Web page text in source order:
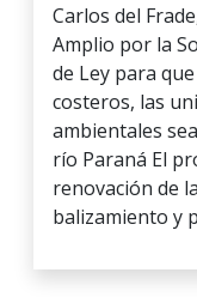
Carlos del
Amplio por la
de Ley para
costeros, las
ambientales
río Paraná El
renovación de
balizamiento y